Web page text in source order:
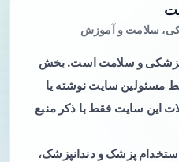
سلامت و آموزش
پزشکی و سلامت است. بخش
مسئولین سایت نوشته یا
این سایت فقط با ذکر منبع
پزشک و دندانپزشک،